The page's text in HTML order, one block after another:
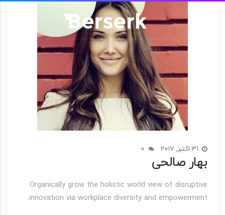
31 اکتبر, 2017 0
بهار صالحی
Organically grow the holistic world view of disruptive
innovation via workplace diversity and empowerment.